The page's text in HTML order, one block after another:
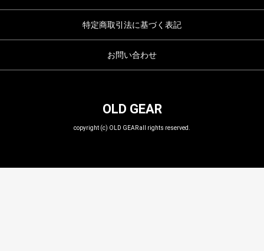
特定商取引法に基づく表記
お問い合わせ
OLD GEAR
copyright (c) OLD GEAR all rights reserved.